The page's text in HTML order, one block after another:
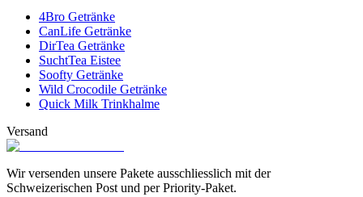
4Bro Getränke
CanLife Getränke
DirTea Getränke
SuchtTea Eistee
Soofty Getränke
Wild Crocodile Getränke
Quick Milk Trinkhalme
Versand
Wir versenden unsere Pakete ausschliesslich mit der
Schweizerischen Post und per Priority-Paket.